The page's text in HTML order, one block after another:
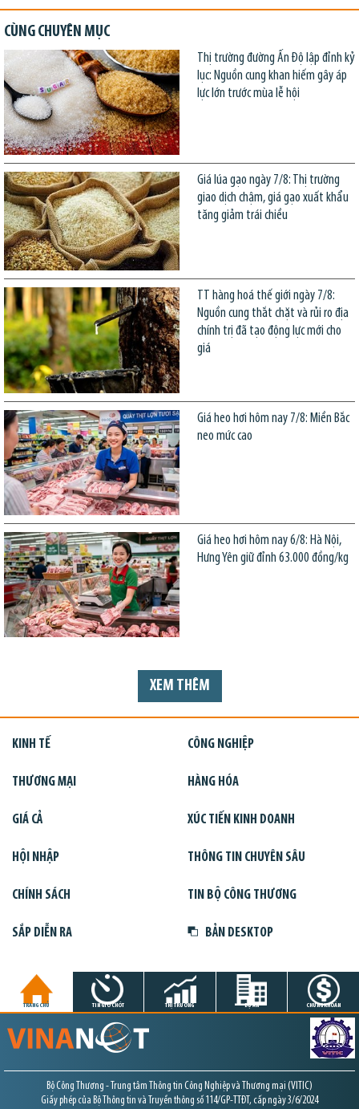
CÙNG CHUYÊN MỤC
Thị trường đường Ấn Độ lập đỉnh kỷ
lục: Nguồn cung khan hiếm gây áp
lực lớn trước mùa lễ hội
Giá lúa gạo ngày 7/8: Thị trường
giao dịch chậm, giá gạo xuất khẩu
tăng giảm trái chiều
TT hàng hoá thế giới ngày 7/8:
Nguồn cung thắt chặt và rủi ro địa
chính trị đã tạo động lực mới cho
giá
Giá heo hơi hôm nay 7/8: Miền Bắc
neo mức cao
Giá heo hơi hôm nay 6/8: Hà Nội,
Hưng Yên giữ đỉnh 63.000 đồng/kg
XEM THÊM
KINH TẾ CÔNG NGHIỆP
THƯƠNG MẠI HÀNG HÓA
GIÁ CẢ XÚC TIẾN KINH DOANH
HỘI NHẬP THÔNG TIN CHUYÊN SÂU
CHÍNH SÁCH TIN BỘ CÔNG THƯƠNG
SẮP DIỄN RA BẢN DESKTOP
TRANG CHỦ TIN GIỜ CHÓT THỊ TRƯỜNG DỰ ÁN CHỨNG KHOÁN
Bộ Công Thương - Trung tâm Thông tin Công Nghiệp và Thương mại (VITIC)
Giấy phép của Bộ Thông tin và Truyền thông số 114/GP-TTĐT, cấp ngày 3/6/2024